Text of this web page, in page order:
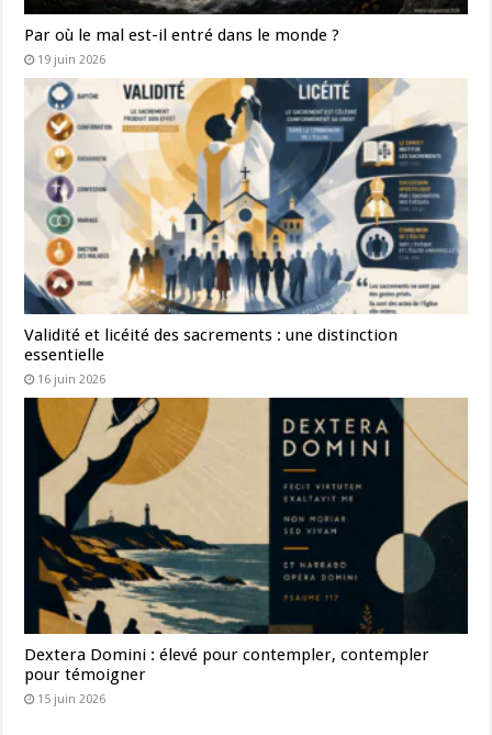
Par où le mal est-il entré dans le monde ?
19 juin 2026
Validité et licéité des sacrements : une distinction
essentielle
16 juin 2026
Dextera Domini : élevé pour contempler, contempler
pour témoigner
15 juin 2026